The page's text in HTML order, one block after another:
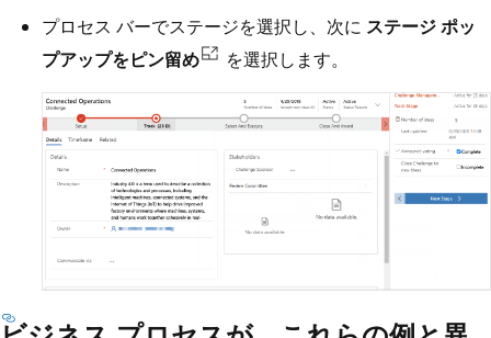
プロセス バーでステージを選択し、次に ステージ ポッ
プアップをピン留め
を選択します。